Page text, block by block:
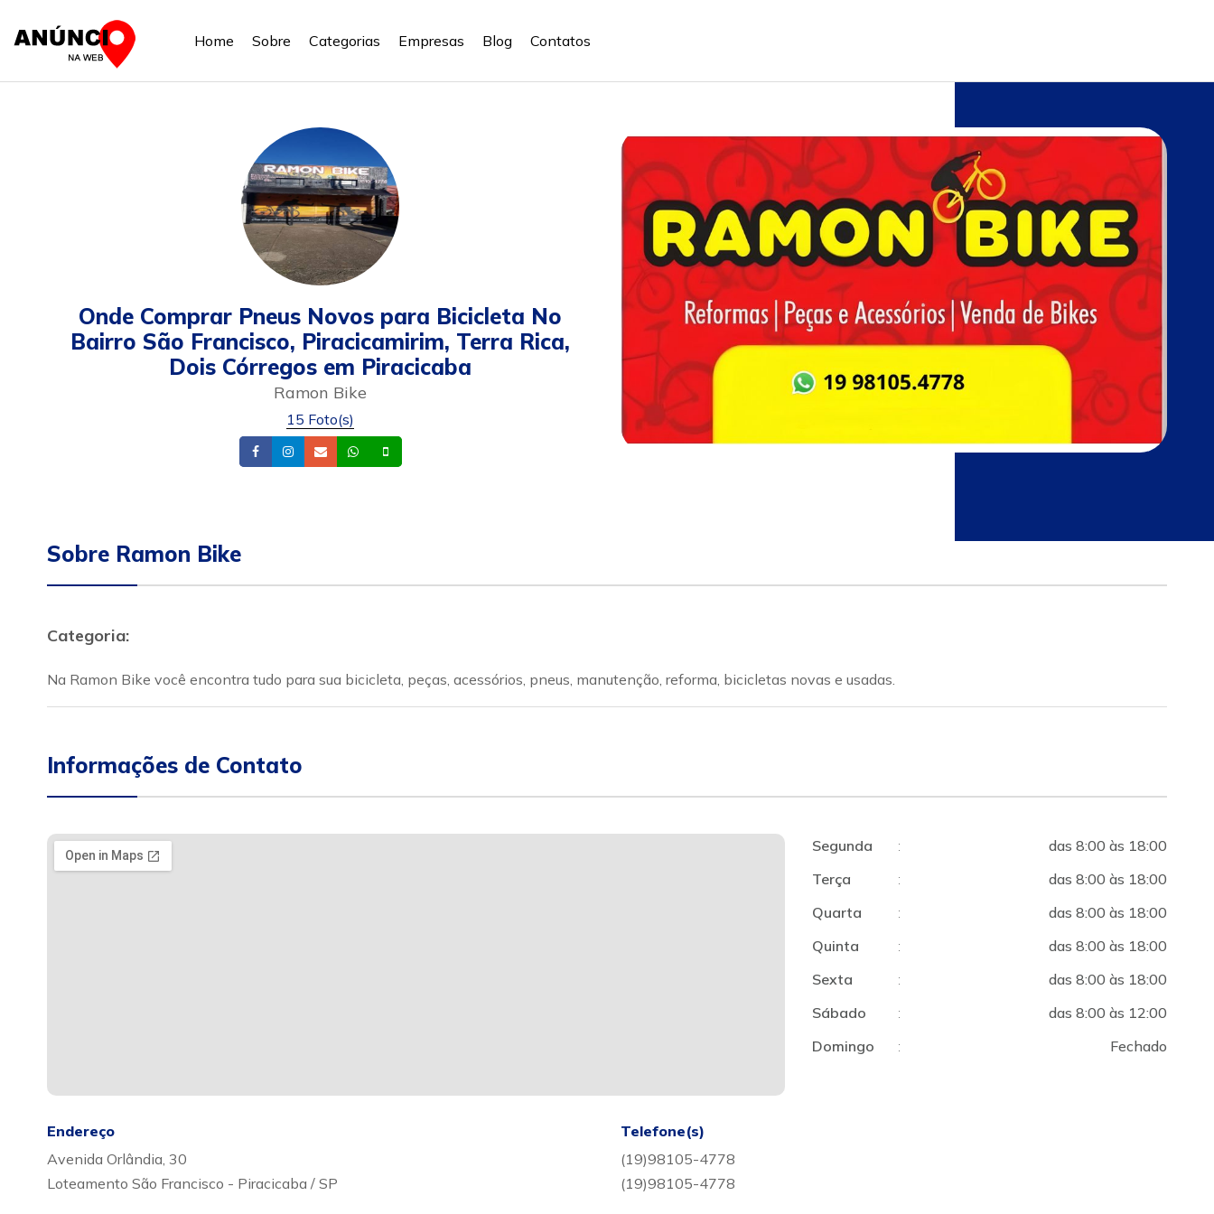
Home Sobre Categorias Empresas Blog Contatos
Onde Comprar Pneus Novos para Bicicleta No
Bairro São Francisco, Piracicamirim, Terra Rica,
Dois Córregos em Piracicaba
Ramon Bike
15 Foto(s)
FacebookInstagram
Email Whatsapp
Sobre Ramon Bike
Categoria:
Na Ramon Bike você encontra tudo para sua bicicleta, peças, acessórios, pneus, manutenção, reforma, bicicletas novas e usadas.
Informações de Contato
Segunda :
das 8:00 às 18:00
Terça
:
das 8:00 às 18:00
Quarta
:
das 8:00 às 18:00
Quinta
:
das 8:00 às 18:00
Sexta
:
das 8:00 às 18:00
Sábado
:
das 8:00 às 12:00
Domingo
: Fechado
Endereço
Avenida Orlândia, 30
Loteamento São Francisco - Piracicaba / SP
Telefone(s)
(19)98105-4778
(19)98105-4778